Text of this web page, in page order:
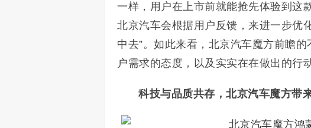
一样，用户在上市前就能抢先体验到这
北京汽车会根据用户反馈，来进一步优
中去”。如此来看，北京汽车魔方前瞻
户需求的态度，以及实实在在做出的行
科技与品质共存，北京汽车魔方带